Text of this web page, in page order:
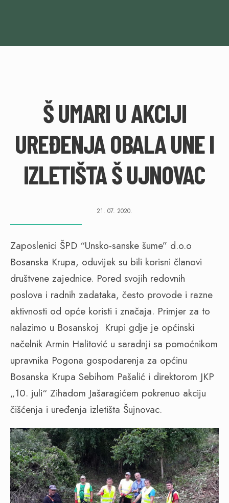
Š UMARI U AKCIJI
UREĐENJA OBALA UNE I
IZLETIŠTA Š UJNOVAC
21. 07. 2020.
Zaposlenici ŠPD “Unsko-sanske šume” d.o.o
Bosanska Krupa, oduvijek su bili korisni članovi
društvene zajednice. Pored svojih redovnih
poslova i radnih zadataka, često provode i razne
aktivnosti od opće koristi i značaja. Primjer za to
nalazimo u Bosanskoj Krupi gdje je općinski
načelnik Armin Halitović u saradnji sa pomoćnikom
upravnika Pogona gospodarenja za općinu
Bosanska Krupa Sebihom Pašalić i direktorom JKP
„10. juli“ Zihadom Jašaragićem pokrenuo akciju
čišćenja i uređenja izletišta Šujnovac.